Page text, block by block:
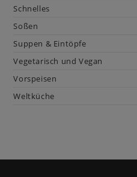
Schnelles
Soßen
Suppen & Eintöpfe
Vegetarisch und Vegan
Vorspeisen
Weltküche